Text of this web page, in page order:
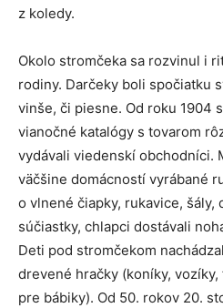
z koledy.
Okolo stromčeka sa rozvinul i
rodiny. Darčeky boli spočiatku
vinše, či piesne. Od roku 1904
vianočné katalógy s tovarom
vydávali viedenskí obchodníci.
väčšine domácností vyrábané
o vlnené čiapky, rukavice, šály,
súčiastky, chlapci dostávali
Deti pod stromčekom
drevené hračky (koníky,
pre bábiky). Od 50. rokov 20.